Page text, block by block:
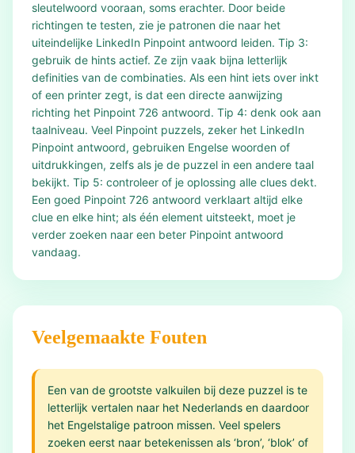
sleutelwoord vooraan, soms erachter. Door beide
richtingen te testen, zie je patronen die naar het
uiteindelijke LinkedIn Pinpoint antwoord leiden. Tip 3:
gebruik de hints actief. Ze zijn vaak bijna letterlijk
definities van de combinaties. Als een hint iets over inkt
of een printer zegt, is dat een directe aanwijzing
richting het Pinpoint 726 antwoord. Tip 4: denk ook aan
taalniveau. Veel Pinpoint puzzels, zeker het LinkedIn
Pinpoint antwoord, gebruiken Engelse woorden of
uitdrukkingen, zelfs als je de puzzel in een andere taal
bekijkt. Tip 5: controleer of je oplossing alle clues dekt.
Een goed Pinpoint 726 antwoord verklaart altijd elke
clue en elke hint; als één element uitsteekt, moet je
verder zoeken naar een beter Pinpoint antwoord
vandaag.
Veelgemaakte Fouten
Een van de grootste valkuilen bij deze puzzel is te
letterlijk vertalen naar het Nederlands en daardoor
het Engelstalige patroon missen. Veel spelers
zoeken eerst naar betekenissen als ‘bron’, ‘blok’ of